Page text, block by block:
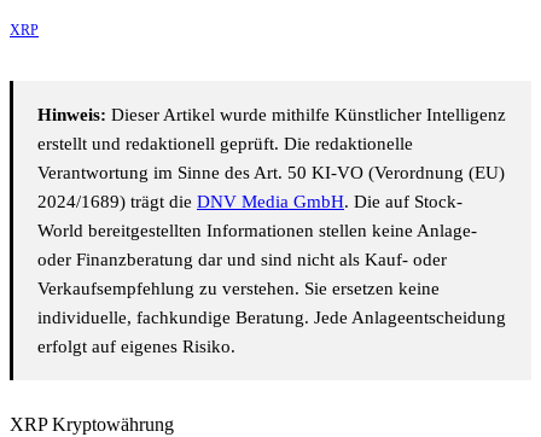
XRP
Hinweis: Dieser Artikel wurde mithilfe Künstlicher Intelligenz
erstellt und redaktionell geprüft. Die redaktionelle
Verantwortung im Sinne des Art. 50 KI-VO (Verordnung (EU)
2024/1689) trägt die DNV Media GmbH. Die auf Stock-
World bereitgestellten Informationen stellen keine Anlage-
oder Finanzberatung dar und sind nicht als Kauf- oder
Verkaufsempfehlung zu verstehen. Sie ersetzen keine
individuelle, fachkundige Beratung. Jede Anlageentscheidung
erfolgt auf eigenes Risiko.
XRP Kryptowährung